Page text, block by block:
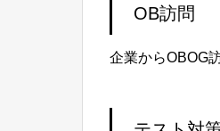
OB訪問
企業からOBOG